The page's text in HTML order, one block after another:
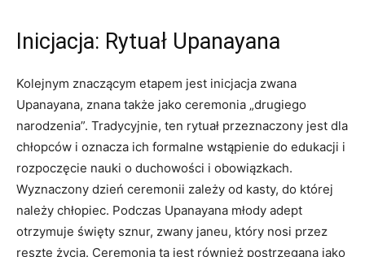
Inicjacja: Rytuał Upanayana
Kolejnym znaczącym etapem jest inicjacja zwana
Upanayana, znana także jako ceremonia „drugiego
narodzenia”. Tradycyjnie, ten rytuał przeznaczony jest dla
chłopców i oznacza ich formalne wstąpienie do edukacji i
rozpoczęcie nauki o duchowości i obowiązkach.
Wyznaczony dzień ceremonii zależy od kasty, do której
należy chłopiec. Podczas Upanayana młody adept
otrzymuje święty sznur, zwany janeu, który nosi przez
resztę życia. Ceremonia ta jest również postrzegana jako